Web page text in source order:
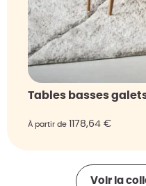
Tables basses
À partir de 1178,64 €
Voir la